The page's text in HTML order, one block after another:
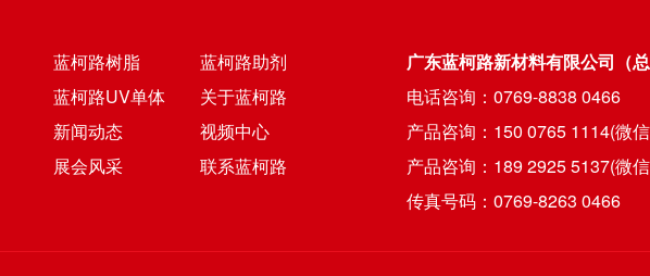
蓝柯路树脂
蓝柯路助剂
蓝柯路UV单体
关于蓝柯路
新闻动态
视频中心
展会风采
联系蓝柯路
广东蓝柯路新材料有限公司（
电话咨询：0769-8838 0466
产品咨询：150 0765 1114(微
产品咨询：189 2925 5137(微
传真号码：0769-8263 0466